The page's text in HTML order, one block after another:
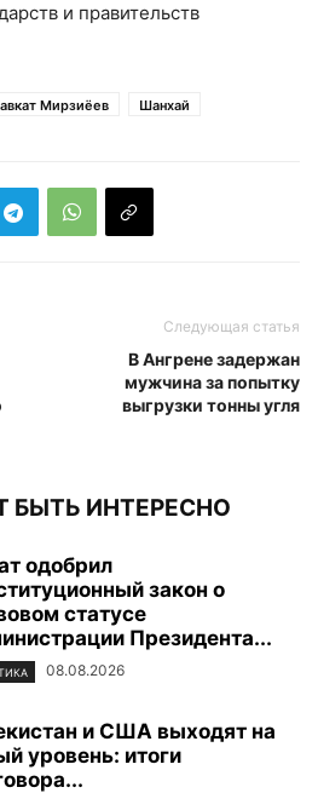
и правительств
Мирзиёев Шанхай
Следующая статья
В Ангрене задержан
мужчина за попытку
выгрузки тонны угля
БЫТЬ ИНТЕРЕСНО
одобрил
закон о
статусе
Президента...
08.08.2026
и США выходят на
уровень: итоги